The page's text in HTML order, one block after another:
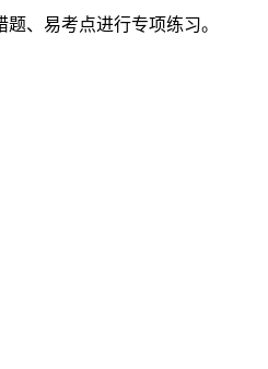
、易考点进行专项练习。